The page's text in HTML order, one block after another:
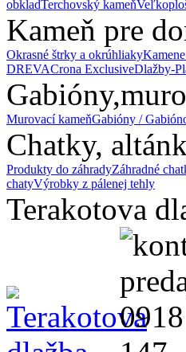
obkladTerchovský kameň
Kameň pre
Okrasné štrky a okrúhliaky
DREVACrona ExclusiveDlažby-
Murovací kameňGabióny /
Chatky,
Produkty do záhradyZáhradné
chatyVýrobky z pálenej tehly
Terakotova